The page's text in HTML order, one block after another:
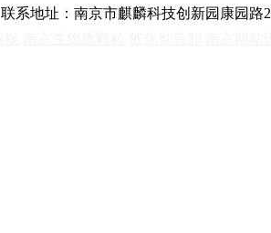
联系地址：南京市麒麟科技创新园康园